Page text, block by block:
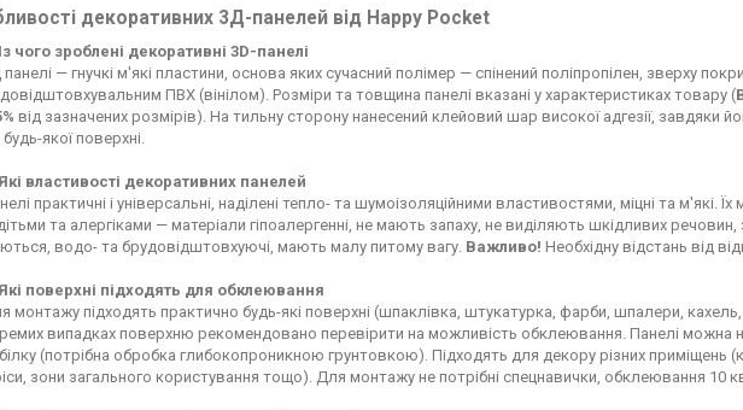
декоративних 3Д-панелей від Happy Pocket
Із чого зроблені декоративні 3D-панелі
— гнучкі м'які пластини, основа яких сучасний полімер — спінений поліпропілен, зверху
ПВХ (вінілом). Розміри та товщина панелі вказані у характеристиках товару (
від зазначених розмірів). На тильну сторону нанесений клейовий шар високої адгезії, завдяки
якої поверхні.
властивості декоративних панелей
практичні і універсальні, наділені тепло- та шумоізоляційними властивостями, міцні та м'які.
та алергіками — матеріали гіпоалергенні, не мають запаху, не виділяють шкідливих
водо- та брудовідштовхуючі, мають малу питому вагу. Важливо! Необхідну відстань від
поверхні підходять для обклеювання
монтажу підходять практично будь-які поверхні (шпаклівка, штукатурка, фарби, шпалери,
випадках поверхню рекомендовано перевірити на можливість обклеювання. Панелі можна
(потрібна обробка глибокопроникною грунтовкою). Підходять для декору різних приміщень
зони загального користування тощо). Для монтажу не потрібні спецнавички, обклеювання 10